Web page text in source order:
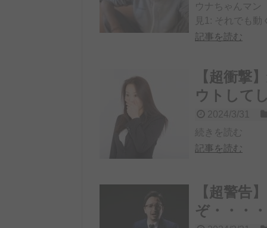
ウナちゃんマ
見1: それでも動
記事を読む
【超衝撃
ウトして
2024/3/31
続きを読む
記事を読む
【超警告
ぞ・・・